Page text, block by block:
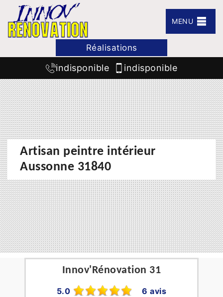
MENU
Réalisations
indisponible indisponible
Artisan peintre intérieur
Aussonne 31840
Innov'Rénovation 31
5.0
6 avis